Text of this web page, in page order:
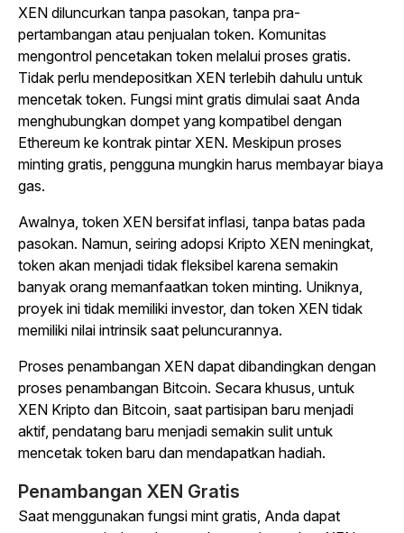
XEN diluncurkan tanpa pasokan, tanpa pra-
pertambangan atau penjualan token. Komunitas
mengontrol pencetakan token melalui proses gratis.
Tidak perlu mendepositkan XEN terlebih dahulu untuk
mencetak token. Fungsi mint gratis dimulai saat Anda
menghubungkan dompet yang kompatibel dengan
Ethereum ke kontrak pintar XEN. Meskipun proses
minting gratis, pengguna mungkin harus membayar biaya
gas.
Awalnya, token XEN bersifat inflasi, tanpa batas pada
pasokan. Namun, seiring adopsi Kripto XEN meningkat,
token akan menjadi tidak fleksibel karena semakin
banyak orang memanfaatkan token minting. Uniknya,
proyek ini tidak memiliki investor, dan token XEN tidak
memiliki nilai intrinsik saat peluncurannya.
Proses penambangan XEN dapat dibandingkan dengan
proses penambangan Bitcoin. Secara khusus, untuk
XEN Kripto dan Bitcoin, saat partisipan baru menjadi
aktif, pendatang baru menjadi semakin sulit untuk
mencetak token baru dan mendapatkan hadiah.
Penambangan XEN Gratis
Saat menggunakan fungsi mint gratis, Anda dapat